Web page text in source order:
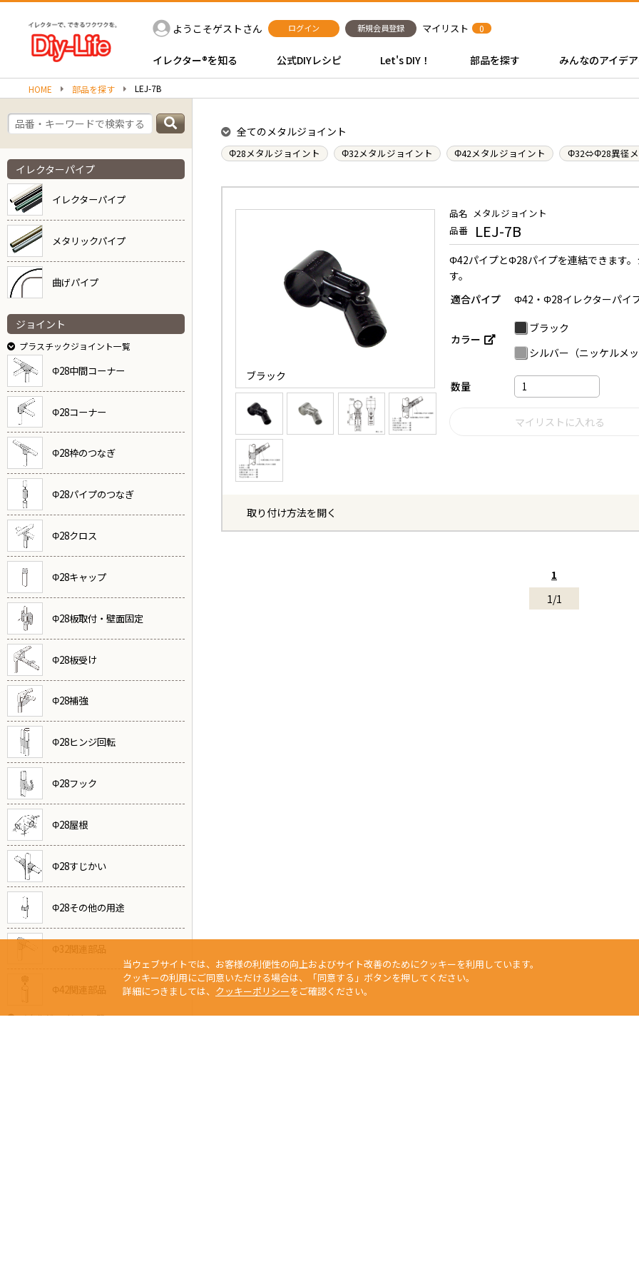
ようこそゲストさん ログイン 新規会員登録 マイリスト 0
イレクター®を知る 公式DIYレシピ Let's DIY！ 部品を探す みんなのアイデ
HOME 部品を探す LEJ-7B
イレクターパイプ
イレクターパイプ
メタリックパイプ
曲げパイプ
ジョイント
プラスチックジョイント一覧
Φ28中間コーナー
Φ28コーナー
Φ28枠のつなぎ
Φ28パイプのつなぎ
Φ28クロス
Φ28キャップ
Φ28板取付・壁面固定
Φ28板受け
Φ28補強
Φ28ヒンジ回転
Φ28フック
Φ28屋根
Φ28すじかい
Φ28その他の用途
Φ32関連部品
Φ42関連部品
メタルジョイント一覧
全てのメタルジョイント
Φ28メタルジョイント Φ32メタルジョイント Φ42メタルジョイント Φ32⇔Φ28異径
ブラック
品名 メタルジョイント
品番
LEJ-7B
Φ42パイプとΦ28パイプを連結できます
す。
適合パイプ
Φ42・Φ28イレクターパイ
カラー
ブラック
シルバー（ニッケルメ
数量
取り付け方法を開く
1/1
1
当ウェブサイトでは、お客様の利便性の向上およびサイト改善のためにクッキーを利用しています。
クッキーの利用にご同意いただける場合は、「同意する」ボタンを押してください。
詳細につきましては、 クッキーポリシーをご確認ください。